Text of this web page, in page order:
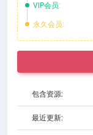
VIP会员:
永久会员:
包含资源:
最近更新: